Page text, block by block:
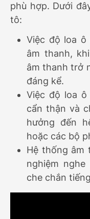
phù hợp. Dưới
tô:
Việc độ loa
âm thanh,
âm thanh trở
đáng kể.
Việc độ loa
cẩn thận và
hưởng đến
hoặc các bộ
Hệ thống âm
nghiệm
che chắn